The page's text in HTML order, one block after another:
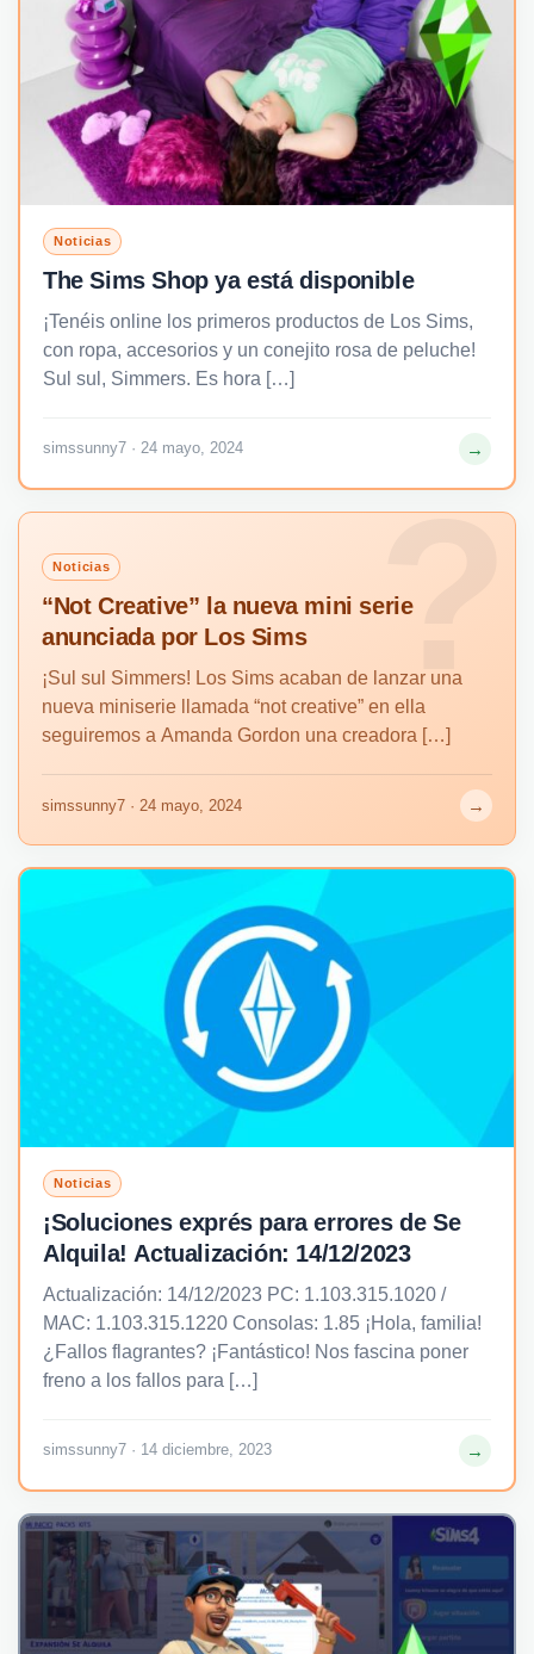
Noticias
The Sims Shop ya está disponible
¡Tenéis online los primeros productos de Los Sims,
con ropa, accesorios y un conejito rosa de peluche!
Sul sul, Simmers. Es hora […]
simssunny7 · 24 mayo, 2024 →
Noticias
“Not Creative” la nueva mini serie
anunciada por Los Sims
¡Sul sul Simmers! Los Sims acaban de lanzar una
nueva miniserie llamada “not creative” en ella
seguiremos a Amanda Gordon una creadora […]
simssunny7 · 24 mayo, 2024 →
Noticias
¡Soluciones exprés para errores de Se
Alquila! Actualización: 14/12/2023
Actualización: 14/12/2023 PC: 1.103.315.1020 /
MAC: 1.103.315.1220 Consolas: 1.85 ¡Hola, familia!
¿Fallos flagrantes? ¡Fantástico! Nos fascina poner
freno a los fallos para […]
simssunny7 · 14 diciembre, 2023 →